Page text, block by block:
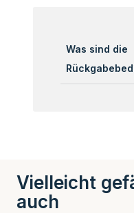
Was sind die
Vielleicht
auch